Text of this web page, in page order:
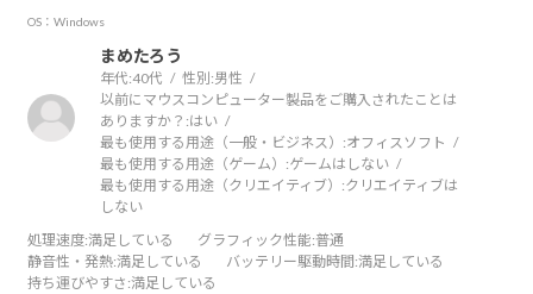
OS：Windows
まめたろう
年代:40代 性別:男性
以前にマウスコンピューター製品をご購入されたことは
ありますか？:はい
最も使用する用途（一般・ビジネス）:オフィスソフト
最も使用する用途（ゲーム）:ゲームはしない
最も使用する用途（クリエイティブ）:クリエイティブは
しない
処理速度:満足している グラフィック性能:普通
静音性・発熱:満足している バッテリー駆動時間:満足している
持ち運びやすさ :満足している